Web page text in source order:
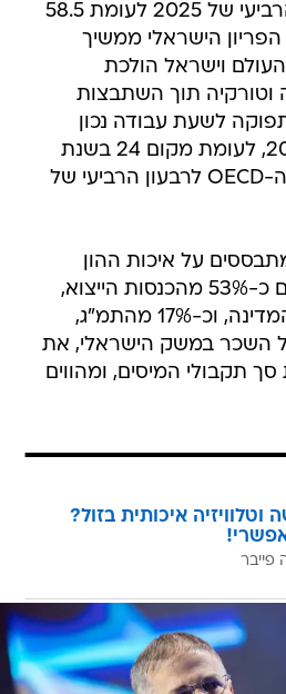
ל-69.3 דולר ברבעון הרביעי של 2025 לעומת 58.5
2022, אך הפריון הישראלי ממשיך
וישראל הולכת
וטורקיה תוך השתבצות
התפוקה לשעת עבודה נכון
לרבעון הרביעי של 2025, לעומת מקום 24 בשנת
2022. כך על פי נתוני ה-OECD לרבעון הרביעי של
על איכות ההון
האנושי המקומי, מהווים כ-53% מהכנסות הייצוא,
כרבע מהכנסות מיסי המדינה, וכ-17% מהתמ"ג,
השכר במשק הישראלי, את
תקבולי המיסים, ומהווים
וטלוויזיה איכותית בזול?
פייבר